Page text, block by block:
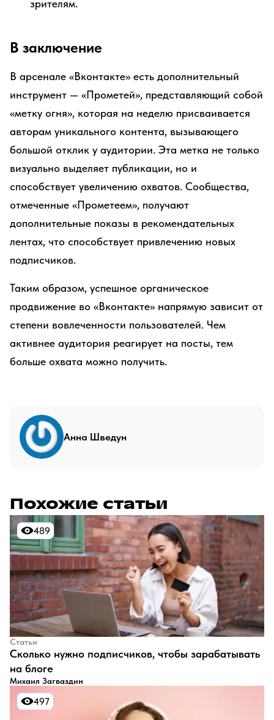
зрителям.
В заключение
В арсенале «Вконтакте» есть дополнительный
инструмент — «Прометей», представляющий собой
«метку огня», которая на неделю присваивается
авторам уникального контента, вызывающего
большой отклик у аудитории. Эта метка не только
визуально выделяет публикации, но и
способствует увеличению охватов. Сообщества,
отмеченные «Прометеем», получают
дополнительные показы в рекомендательных
лентах, что способствует привлечению новых
подписчиков.
Таким образом, успешное органическое
продвижение во «Вконтакте» напрямую зависит от
степени вовлеченности пользователей. Чем
активнее аудитория реагирует на посты, тем
больше охвата можно получить.
Анна Шведун
Похожие статьи
489
489
Статьи
​Сколько нужно подписчиков, чтобы зарабатывать
на блоге
Михаил Загваздин
497
497